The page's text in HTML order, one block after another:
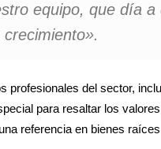
equipo, que día
crecimiento».
profesionales del sector,
para resaltar los
referencia en bienes